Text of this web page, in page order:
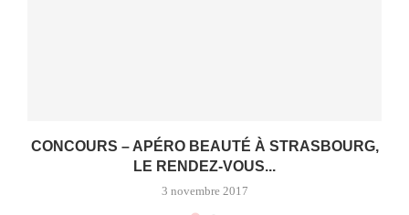
CONCOURS – APÉRO BEAUTÉ À STRASBOURG,
LE RENDEZ-VOUS...
3 novembre 2017